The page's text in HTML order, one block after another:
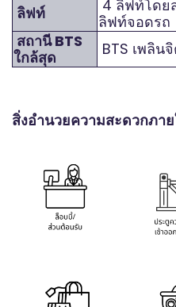
ลิฟท์
4 ลิฟท์โดย
ลิฟท์จอดรถ
สถานี BTS
ใกล้สุด
BTS เพลิน
สิ่งอำนวยความสะดวกภา